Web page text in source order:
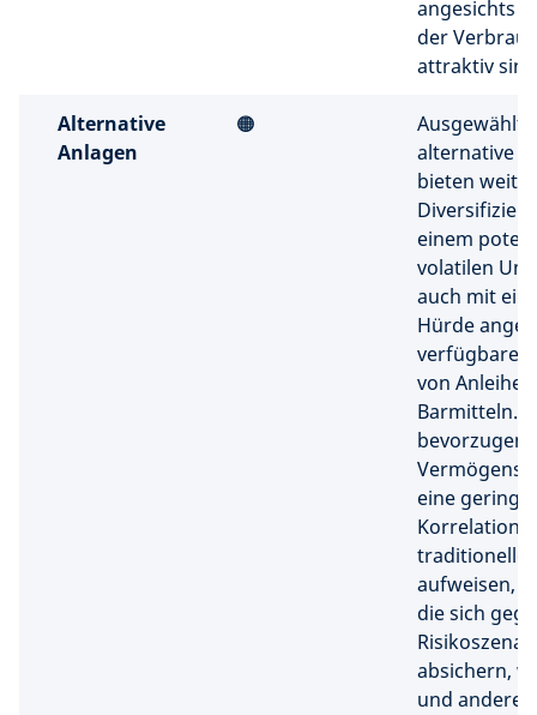
angesichts
der
attraktiv
Alternative
Anlagen
🟠
Ausgewählte
alternative
bieten
einem
volatilen
auch mit
Hürde
verfügbaren
von
Barmitteln.
bevorzugen
eine
Korrelation
aufweisen,
die sich
absichern,
und andere